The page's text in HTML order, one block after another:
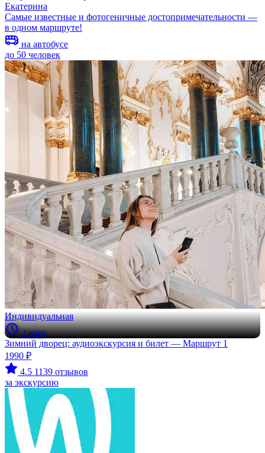
Екатерина
Самые известные и фотогеничные достопримечательности —
в одном маршруте!
на автобусе
до 50 человек
Индивидуальная
2 часа
Зимний дворец: аудиоэкскурсия и билет — Маршрут 1
1990 ₽
4.5 1139 отзывов
за экскурсию